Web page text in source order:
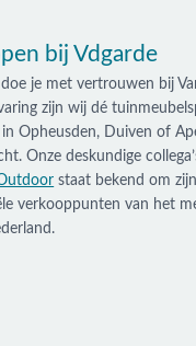
bij Vdgarde
je met vertrouwen bij
zijn wij dé
Opheusden, Duiven of
Onze deskundige
staat bekend om
verkooppunten van het